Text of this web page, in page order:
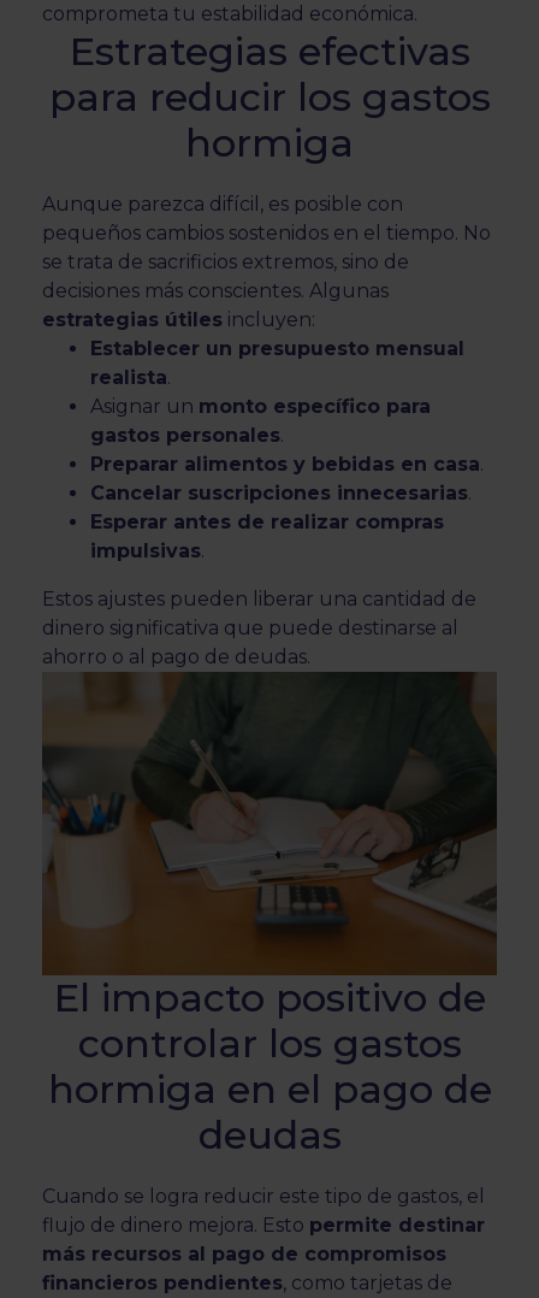
comprometa tu estabilidad económica.
Estrategias efectivas
para reducir los gastos
hormiga
Aunque parezca difícil, es posible con
pequeños cambios sostenidos en el tiempo. No
se trata de sacrificios extremos, sino de
decisiones más conscientes. Algunas
estrategias útiles incluyen:
Establecer un presupuesto mensual
realista.
Asignar un monto específico para
gastos personales.
Preparar alimentos y bebidas en casa.
Cancelar suscripciones innecesarias.
Esperar antes de realizar compras
impulsivas.
Estos ajustes pueden liberar una cantidad de
dinero significativa que puede destinarse al
ahorro o al pago de deudas.
El impacto positivo de
controlar los gastos
hormiga en el pago de
deudas
Cuando se logra reducir este tipo de gastos, el
flujo de dinero mejora. Esto permite destinar
más recursos al pago de compromisos
financieros pendientes, como tarjetas de